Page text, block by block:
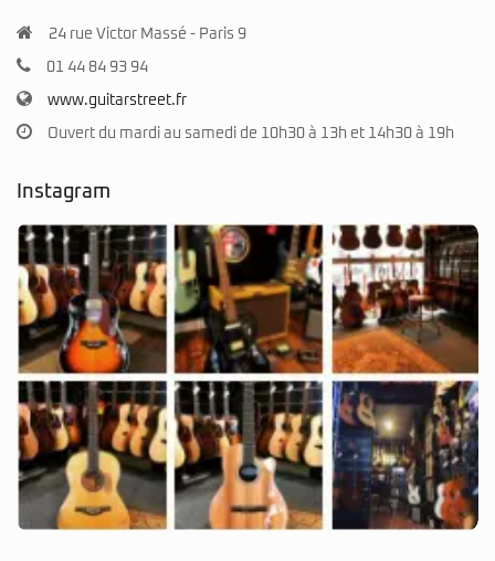
24 rue Victor Massé - Paris 9
01 44 84 93 94
www.guitarstreet.fr
Ouvert du mardi au samedi de 10h30 à 13h et 14h30 à 19h
Instagram